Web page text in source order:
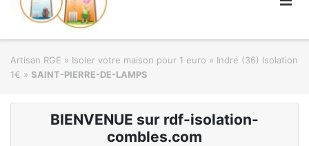
Artisan RGE » Isoler votre maison pour 1 euro » Indre (36) Isolation
1€ » SAINT-PIERRE-DE-LAMPS
BIENVENUE sur rdf-isolation-
combles.com